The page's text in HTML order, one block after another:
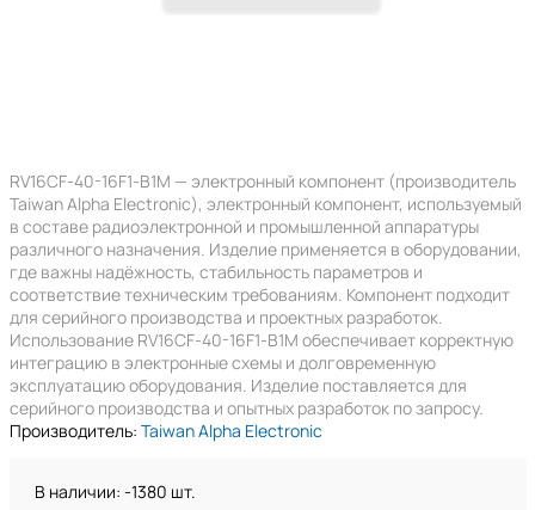
RV16CF-40-16F1-B1M — электронный компонент (производитель
Taiwan Alpha Electronic), электронный компонент, используемый
в составе радиоэлектронной и промышленной аппаратуры
различного назначения. Изделие применяется в оборудовании,
где важны надёжность, стабильность параметров и
соответствие техническим требованиям. Компонент подходит
для серийного производства и проектных разработок.
Использование RV16CF-40-16F1-B1M обеспечивает корректную
интеграцию в электронные схемы и долговременную
эксплуатацию оборудования. Изделие поставляется для
серийного производства и опытных разработок по запросу.
Производитель: Taiwan Alpha Electronic
В наличии: -1380 шт.